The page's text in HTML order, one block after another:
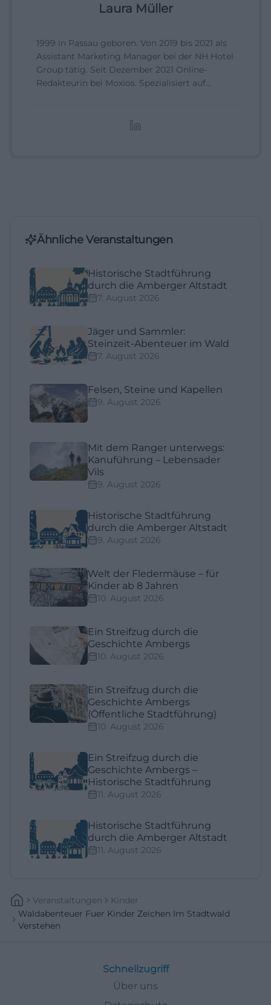
Laura Müller
1999 in Passau geboren. Von 2019 bis 2021 als
Assistant Marketing Manager bei der NH Hotel
Group tätig. Seit Dezember 2021 Online-
Redakteurin bei Moxios. Spezialisiert auf
Ähnliche Veranstaltungen
Historische Stadtführung
durch die Amberger Altstadt
7. August 2026
Jäger und Sammler:
Steinzeit-Abenteuer im Wald
7. August 2026
Felsen, Steine und Kapellen
9. August 2026
Mit dem Ranger unterwegs:
Kanuführung – Lebensader
Vils
9. August 2026
Historische Stadtführung
durch die Amberger Altstadt
9. August 2026
Welt der Fledermäuse – für
Kinder ab 8 Jahren
10. August 2026
Ein Streifzug durch die
Geschichte Ambergs
10. August 2026
Ein Streifzug durch die
Geschichte Ambergs
(Öffentliche Stadtführung)
10. August 2026
Ein Streifzug durch die
Geschichte Ambergs –
Historische Stadtführung
11. August 2026
Historische Stadtführung
durch die Amberger Altstadt
11. August 2026
Veranstaltungen
Kinder
Waldabenteuer Fuer Kinder Zeichen Im Stadtwald
Verstehen
Schnellzugriff
Über uns